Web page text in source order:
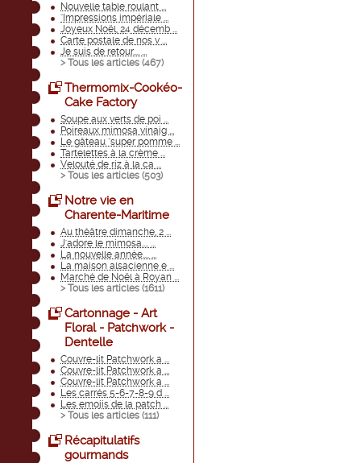
Nouvelle table roulant ...
"Impressions impériale ...
Joyeux Noël, 24 décemb ...
Carte postale de nos v ...
Je suis de retour.... ...
> Tous les articles (467)
Thermomix-Cookéo-
Cake Factory
Soupe aux verts de poi ...
Poireaux mimosa vinaig ...
Le gâteau "super pomme ...
Tartelettes à la crème ...
Velouté de riz à la ca ...
> Tous les articles (503)
Notre vie en
Charente-Maritime
Au théâtre dimanche, 2 ...
J'adore le mimosa.... ...
La nouvelle année.... ...
La maison alsacienne e ...
Marché de Noël à Royan ...
> Tous les articles (1611)
Cartonnage - Art
Floral - Patchwork -
Dentelle
Couvre-lit Patchwork a ...
Couvre-lit Patchwork a ...
Couvre-lit Patchwork a ...
Les carrés 5-6-7-8-9 d ...
Les emojis de la patch ...
> Tous les articles (111)
Récapitulatifs
gourmands